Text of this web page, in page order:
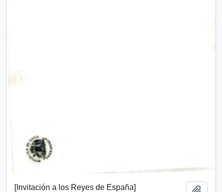
[Invitación a los Reyes de España]